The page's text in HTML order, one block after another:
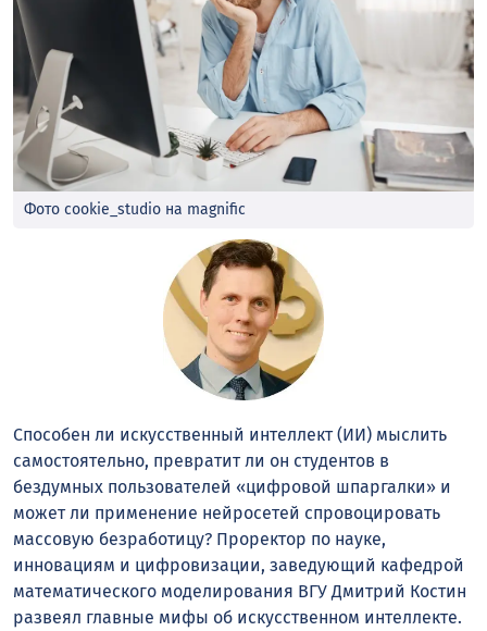
Фото cookie_studio на magnific
Способен ли искусственный интеллект (ИИ) мыслить
самостоятельно, превратит ли он студентов в
бездумных пользователей «цифровой шпаргалки» и
может ли применение нейросетей спровоцировать
массовую безработицу? Проректор по науке,
инновациям и цифровизации, заведующий кафедрой
математического моделирования ВГУ Дмитрий Костин
развеял главные мифы об искусственном интеллекте.